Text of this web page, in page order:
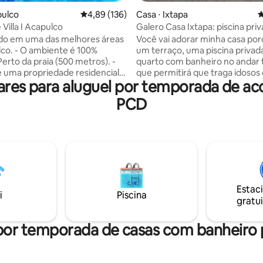
4,89 de uma avaliação média de 5, 136
4,89 (136)
Aproveite Villa I Acapulco
em uma das melhores áreas
- O ambiente é 100%
da praia (500 metros). -
uma propriedade residencial
de 9 pessoas, inclui
e bebês. - Segurança 24
4 minutos do shopping "La Isla"
para jovens sozinhos. -
fumar dentro da vila.
Casa ⋅ Ixtapa
Galero Casa Ixtapa: piscina
de hotéis
Você vai adorar minha casa
um terraço, uma piscina
quarto com banheiro no
que permitirá que traga idosos
pessoas com alguma
Está localizada a um
comercial em frente à área do
tranquilo, por isso não são
festas e as regras são rígidas
sentido.
para aluguel por temporada de
PCD
Piscina
temporada de casas com banheiro